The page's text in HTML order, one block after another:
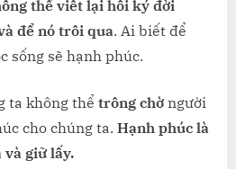
thể viết lại hồi ký đời
để nó trôi qua. Ai biết để
sống sẽ hạnh phúc.
ta không thể trông chờ người
cho chúng ta. Hạnh phúc là
giữ lấy.